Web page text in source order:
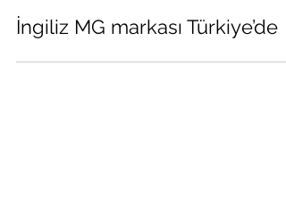
Emre Anamur
İngiliz MG markası Türkiye’de